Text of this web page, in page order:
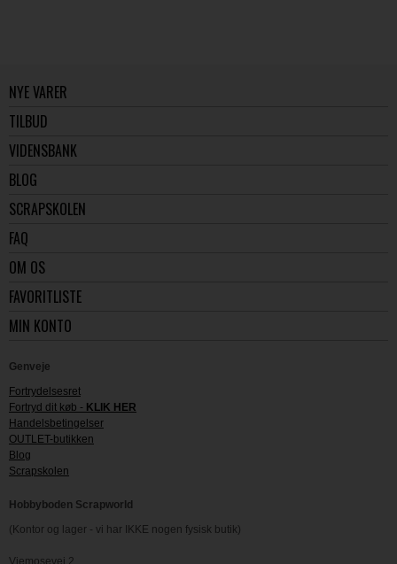
NYE VARER
TILBUD
VIDENSBANK
BLOG
SCRAPSKOLEN
FAQ
OM OS
FAVORITLISTE
MIN KONTO
Genveje
Fortrydelsesret
Fortryd dit køb - KLIK HER
Handelsbetingelser
OUTLET-butikken
Blog
Scrapskolen
Hobbyboden Scrapworld
(Kontor og lager - vi har IKKE nogen fysisk butik)
Viemosevej 2